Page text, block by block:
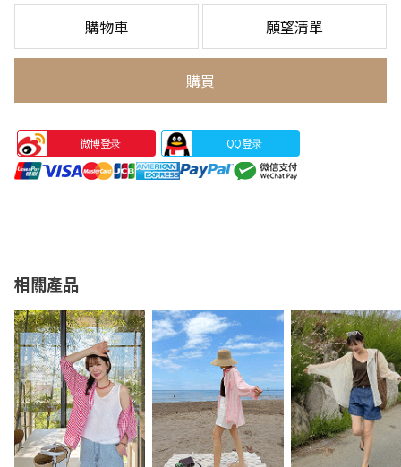
購物車 願望清單
購買
微博登录 QQ登录
相關產品